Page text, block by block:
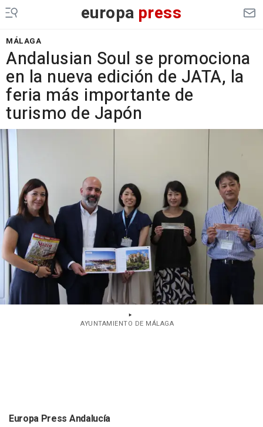
europa press
MÁLAGA
Andalusian Soul se promociona
en la nueva edición de JATA, la
feria más importante de
turismo de Japón
AYUNTAMIENTO DE MÁLAGA
Europa Press Andalucía